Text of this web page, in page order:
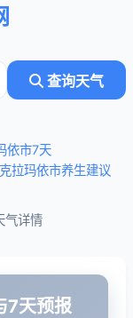
查询天气
依市7天
克拉玛依市养生建议
气详情
7天预报